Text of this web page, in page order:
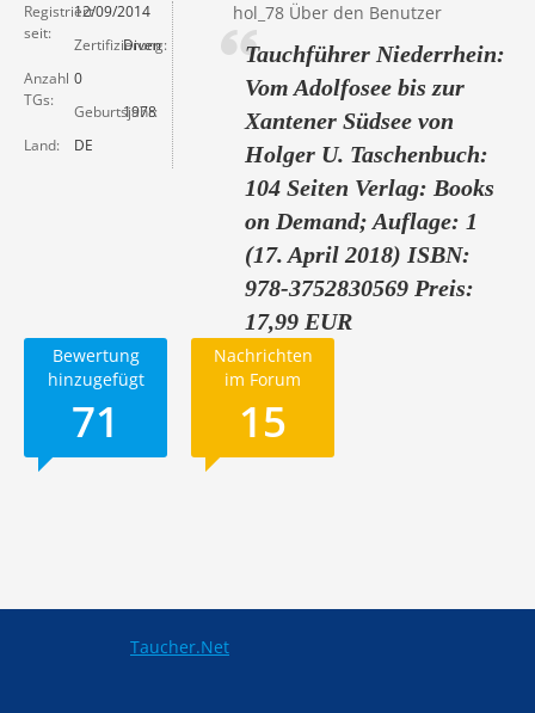
hol_78 Über den Benutzer
Tauchführer Niederrhein:
Vom Adolfosee bis zur
Xantener Südsee von
Holger U. Taschenbuch:
104 Seiten Verlag: Books
on Demand; Auflage: 1
(17. April 2018) ISBN:
978-3752830569 Preis:
17,99 EUR
Registriert
seit
12/09/2014
Zertifizierung
Divemaster
Anzahl
TGs
0
Geburtsjahr
1978
Land
DE
Bewertung
hinzugefügt
71
Nachrichten
im Forum
15
Taucher.Net